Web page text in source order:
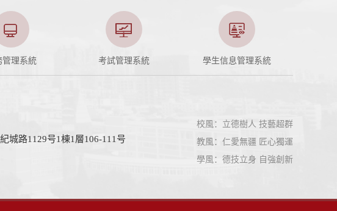
管理系統 考試管理系統 學生信息管理系統
城路1129号1棟1層106-111号
校風：立德樹人 技藝超群
教風：仁愛無疆 匠心獨運
學風：德技立身 自強創新